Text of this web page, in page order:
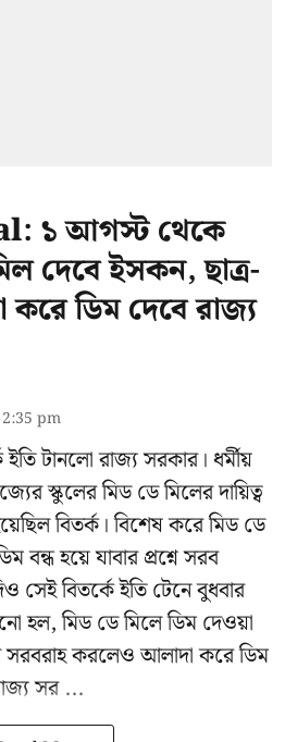
১ আগস্ট থেকে
দেবে ইসকন, ছাত্র-
করে ডিম দেবে রাজ্য
pm
টানলো রাজ্য সরকার। ধর্মীয়
স্কুলের মিড ডে মিলের দায়িত্ব
বিতর্ক। বিশেষ করে মিড ডে
হয়ে যাবার প্রশ্নে সরব
সেই বিতর্কে ইতি টেনে বুধবার
হল, মিড ডে মিলে ডিম দেওয়া
করলেও আলাদা করে ডিম
সর ...